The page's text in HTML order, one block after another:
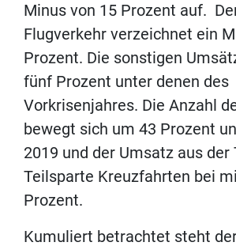
Minus von 15 Prozent auf.
Flugverkehr verzeichnet ein
Prozent. Die sonstigen
fünf Prozent unter denen des
Vorkrisenjahres. Die Anzahl
bewegt sich um 43 Prozent
2019 und der Umsatz aus der
Teilsparte Kreuzfahrten bei
Prozent.
Kumuliert betrachtet steht